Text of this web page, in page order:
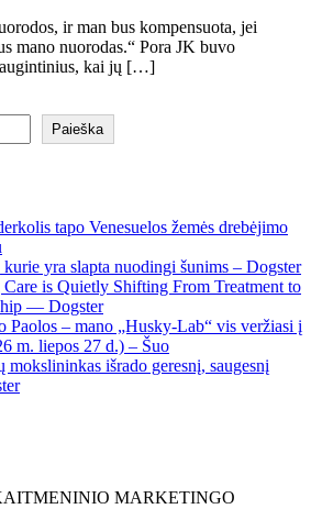
ir man bus kompensuota, jei
mano nuorodas.“ Pora JK buvo
kai jų […]
Paieška
tapo Venesuelos žemės drebėjimo
yra slapta nuodingi šunims – Dogster
is Quietly Shifting From Treatment to
— Dogster
Paolos – mano „Husky-Lab“ vis veržiasi į
m. liepos 27 d.) – Šuo
išrado geresnį, saugesnį
MARKETINGO